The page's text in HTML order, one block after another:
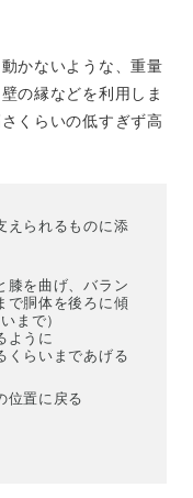
かないような、重量
の縁などを利用しま
くらいの低すぎず高
えられるものに添
膝を曲げ、バラン
で胴体を後ろに傾
まで）
ように
くらいまであげる
位置に戻る